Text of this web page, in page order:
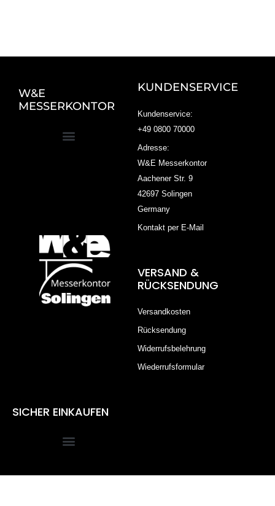
W&E
MESSERKONTOR
KUNDENSERVICE
Kundenservice:
+49 0800 70000
Adresse:
W&E Messerkontor
Aachener Str. 9
42697 Solingen
Germany
Kontakt per E-Mail
VERSAND &
RÜCKSENDUNG
Versandkosten
Rücksendung
Widerrufsbelehrung
Wiederrufsformular
SICHER EINKAUFEN